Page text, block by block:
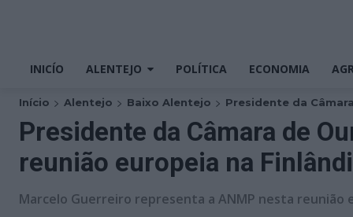
INICÍO ALENTEJO POLÍTICA ECONOMIA
Início Alentejo Baixo Alentejo Presidente da
Presidente da Câmara de
reunião europeia na
Marcelo Guerreiro representa a ANMP nesta